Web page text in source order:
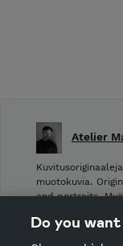
Atelier
muotokuvia.
and portraits.
Do you